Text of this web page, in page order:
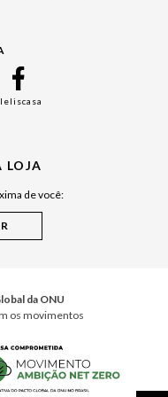
LOJA
de você:
da ONU
os movimentos